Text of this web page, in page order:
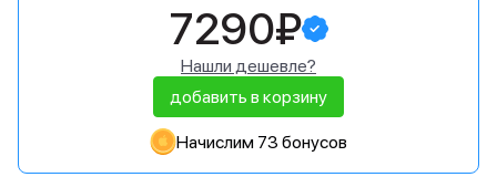
7290₽
Нашли дешевле?
добавить в корзину
Начислим 73 бонусов